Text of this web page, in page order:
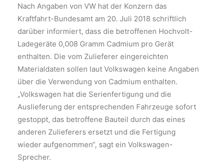
Nach Angaben von VW hat der Konzern das
Kraftfahrt-Bundesamt am 20. Juli 2018 schriftlich
darüber informiert, dass die betroffenen Hochvolt-
Ladegeräte 0,008 Gramm Cadmium pro Gerät
enthalten. Die vom Zulieferer eingereichten
Materialdaten sollen laut Volkswagen keine Angaben
über die Verwendung von Cadmium enthalten.
„Volkswagen hat die Serienfertigung und die
Auslieferung der entsprechenden Fahrzeuge sofort
gestoppt, das betroffene Bauteil durch das eines
anderen Zulieferers ersetzt und die Fertigung
wieder aufgenommen“, sagt ein Volkswagen-
Sprecher.